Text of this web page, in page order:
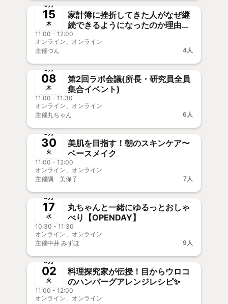
6月
15
木
家計簿に挫折してきた人がなぜ継
続できるようになったのか理由を
深掘り！
11:00 - 12:00
オンライン、オンライン
主催づん 4人
終了
6月
08
木
第2回ラボ会議(所長・研究員全員
集合イベント)
11:00 - 11:30
オンライン、オンライン
主催丸ちゃん 6人
終了
5月
30
火
美肌を目指す！朝のスキンケア〜
ベースメイク
11:00 - 12:00
オンライン、オンライン
主催隅 美保子 7人
終了
5月
17
水
丸ちゃんと一緒にゆるっとおしゃ
べり【OPENDAY】
10:30 - 11:30
オンライン、オンライン
主催中井 みずほ 9人
終了
5月
02
火
料理探究家が伝授！目からウロコ
のハンバーグアレンジレシピ✨
11:00 - 12:00
オンライン、オンライン